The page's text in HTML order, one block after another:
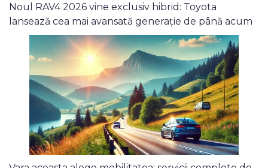
Noul RAV4 2026 vine exclusiv hibrid: Toyota
lansează cea mai avansată generație de până acum